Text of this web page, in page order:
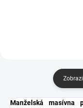
Manželská masívna